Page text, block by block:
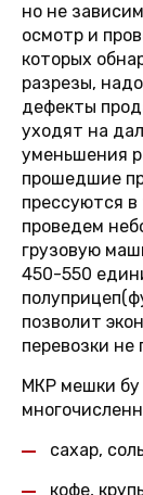
но не
осмотр и
которых
разрезы,
дефекты
уходят на
уменьшения
прошедшие
прессуются
проведем
грузовую
450-550
позволит
перевозки не
МКР мешки
сахар,
кофе,